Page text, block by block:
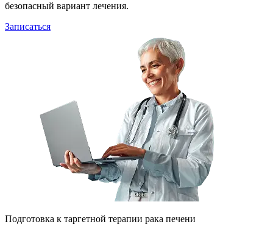
безопасный вариант лечения.
Записаться
Подготовка к таргетной терапии рака печени